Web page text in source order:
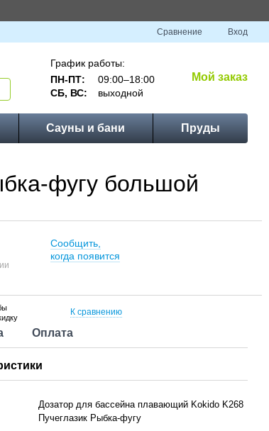
Сравнение Вход
График работы:
ПН-ПТ:
09:00–18:00
СБ, ВС:
выходной
Мой заказ
Сауны и бани Пруды
фугу большой
Сообщить,
когда появится
К сравнению
Оплата
Дозатор для бассейна плавающий Kokido K268
Пучеглазик Рыбка-фугу